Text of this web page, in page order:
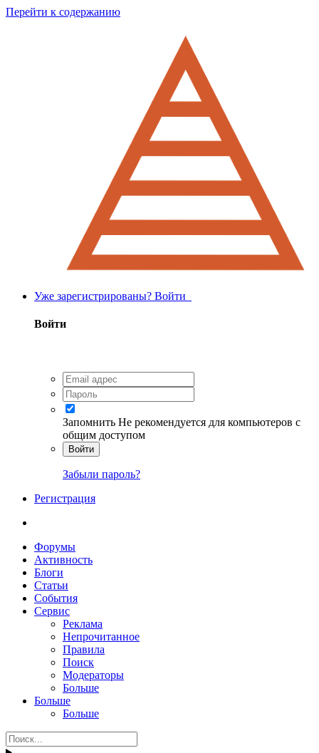
Перейти к содержанию
Уже зарегистрированы? Войти
Войти
Запомнить Не рекомендуется для компьютеров с
общим доступом
Войти
Забыли пароль?
Регистрация
Форумы
Активность
Блоги
Статьи
События
Сервис
Реклама
Непрочитанное
Правила
Поиск
Модераторы
Больше
Больше
Больше